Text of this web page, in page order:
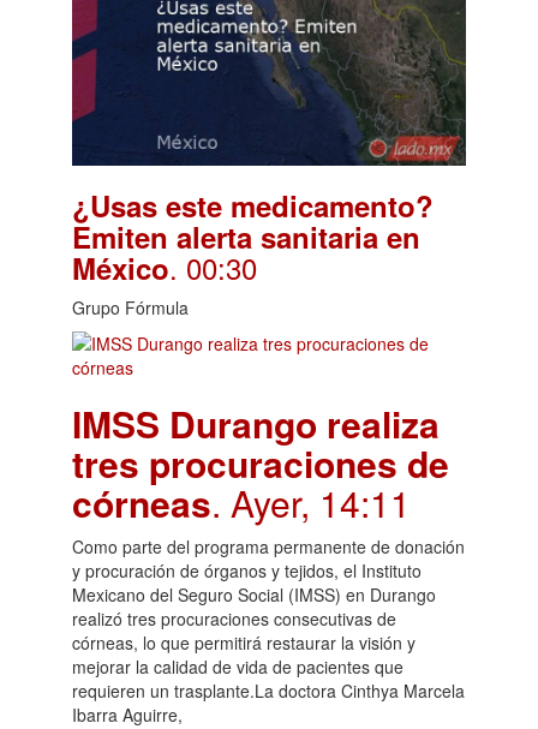
¿Usas este medicamento?
Emiten alerta sanitaria en
México. 00:30
Grupo Fórmula
IMSS Durango realiza
tres procuraciones de
córneas. Ayer, 14:11
Como parte del programa permanente de donación
y procuración de órganos y tejidos, el Instituto
Mexicano del Seguro Social (IMSS) en Durango
realizó tres procuraciones consecutivas de
córneas, lo que permitirá restaurar la visión y
mejorar la calidad de vida de pacientes que
requieren un trasplante.La doctora Cinthya Marcela
Ibarra Aguirre,